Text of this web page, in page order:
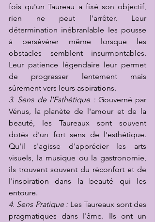
fois qu'un Taureau a fixé son objectif,
rien ne peut l'arrêter. Leur
détermination inébranlable les pousse
à persévérer même lorsque les
obstacles semblent insurmontables.
Leur patience légendaire leur permet
de progresser lentement mais
sûrement vers leurs aspirations.
3. Sens de l'Esthétique : Gouverné par
Vénus, la planète de l'amour et de la
beauté, les Taureaux sont souvent
dotés d'un fort sens de l'esthétique.
Qu'il s'agisse d'apprécier les arts
visuels, la musique ou la gastronomie,
ils trouvent souvent du réconfort et de
l'inspiration dans la beauté qui les
entoure.
4. Sens Pratique : Les Taureaux sont des
pragmatiques dans l'âme. Ils ont un